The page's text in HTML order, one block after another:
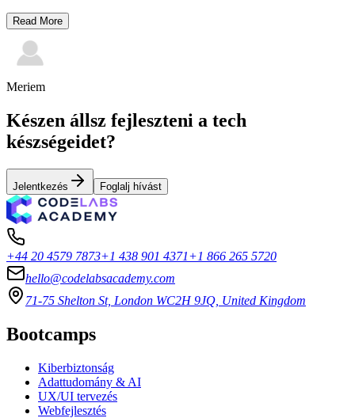
Read More
Meriem
Készen állsz fejleszteni a tech
készségeidet?
Jelentkezés Foglalj hívást
+44 20 4579 7873+1 438 901 4371+1 866 265 5720
hello@codelabsacademy.com
71-75 Shelton St, London WC2H 9JQ, United Kingdom
Bootcamps
Kiberbiztonság
Adattudomány & AI
UX/UI tervezés
Webfejlesztés